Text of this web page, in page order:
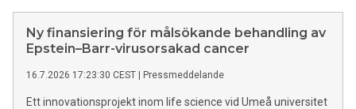
Ny finansiering för målsökande behandling av
Epstein–Barr-virusorsakad cancer
16.7.2026 17:23:30 CEST | Pressmeddelande
Ett innovationsprojekt inom life science vid Umeå universitet